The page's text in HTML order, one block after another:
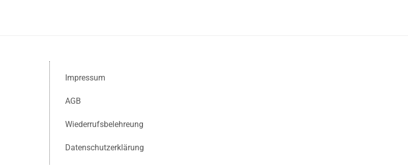
Impressum
AGB
Wiederrufsbelehreung
Datenschutzerklärung